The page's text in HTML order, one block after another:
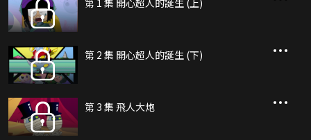
第 1 集 開心超人的誕生 (上)
第 2 集 開心超人的誕生 (下)
第 3 集 飛人大炮